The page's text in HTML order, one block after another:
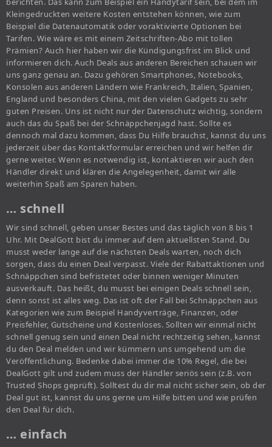
Kleingedruckten weitere Kosten entstehen können, wie zum
Beispiel die Datenautomatik oder voraktivierte Optionen bei
Tarifen. Wie wäre es mit einem Zeitschriften-Abo mit tollen
Prämien? Auch hier haben wir die Kündigungsfrist im Blick und
informieren dich. Auch Deals aus anderen Bereichen schauen wir
uns ganz genau an. Dazu gehören Smartphones, Notebooks,
Konsolen aus anderen Ländern wie Frankreich, Italien, Spanien,
England und besonders China, mit den vielen Gadgets zu sehr
guten Preisen. Uns ist nicht nur der Datenschutz wichtig, sondern
auch das du Spaß bei der Schnäppchenjagd hast. Sollte es
dennoch mal dazu kommen, dass Du Hilfe brauchst, kannst du uns
jederzeit über das Kontaktformular erreichen und wir helfen dir
gerne weiter. Wenn es notwendig ist, kontaktieren wir auch den
Händler direkt und klären die Angelegenheit, damit wir alle
weiterhin Spaß am Sparen haben.
… schnell
Wir sind schnell, geben unser Bestes und das täglich von 8 bis 1
Uhr. Mit DealGott bist du immer auf dem aktuellsten Stand. Du
musst weder lange auf die nächsten Deals warten, noch dich
sorgen, dass du einen Deal verpasst. Viele der Rabattaktionen und
Schnäppchen sind befristetet oder binnen weniger Minuten
ausverkauft. Das heißt, du musst bei einigen Deals schnell sein,
denn sonst ist alles weg. Das ist oft der Fall bei Schnäppchen aus
Kategorien wie zum Beispiel Handyverträge, Finanzen, oder
Preisfehler, Gutscheine und Kostenloses. Sollten wir einmal nicht
schnell genug sein und einen Deal nicht rechtzeitig sehen, kannst
du den Deal melden und wir kümmern uns umgehend um die
Veröffentlichung. Bedenke dabei immer die 10% Regel, die bei
DealGott gilt und zudem muss der Händler seriös sein (z.B. von
Trusted Shops geprüft). Solltest du dir mal nicht sicher sein, ob der
Deal gut ist, kannst du uns gerne um Hilfe bitten und wie prüfen
den Deal für dich.
… einfach